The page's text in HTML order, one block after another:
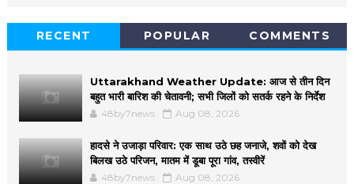
RECENT POPULAR COMMENTS
Uttarakhand Weather Update: आज से तीन दिन
बहुत भारी बारिश की चेतावनी; सभी जिलों को सतर्क रहने के निर्देश
48by7news Aug 08, 2026
हादसे ने उजाड़ा परिवार: एक साथ उठे छह जनाजे, शवों को देख
बिलख उठे परिजन, मातम में डूबा पूरा गांव, तस्वीरें
48by7news Aug 08, 2026